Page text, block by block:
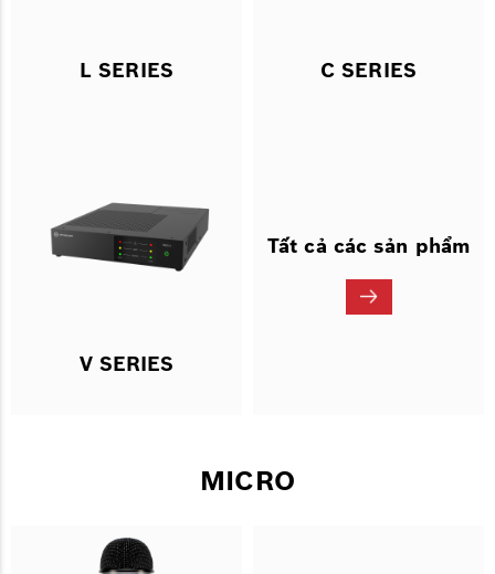
L SERIES C SERIES
V SERIES
Tất cả các sản phẩm
MICRO